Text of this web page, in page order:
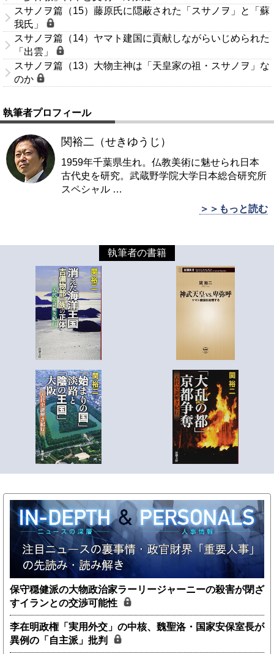
スサノヲ篇（15）藤原氏に隠蔽された「スサノヲ」と「蘇
我氏」
スサノヲ篇（14）ヤマト建国に貢献しながらいじめられた
「出雲」
スサノヲ篇（13）大物主神は「天皇家の祖・スサノヲ」な
のか
執筆者プロフィール
関裕二（せきゆうじ）
1959年千葉県生れ。仏教美術に魅せられ日本
古代史を研究。武蔵野学院大学日本総合研究所
スペシャル …
＞＞もっと読む
執筆者の書籍
保守穏健派の大物政治家ラーリージャーニーの殺害が閉ざ
すイランとの交渉可能性
李在明政権「実用外交」の中核、魏聖洛・国家安保室長が
異例の「自主派」批判